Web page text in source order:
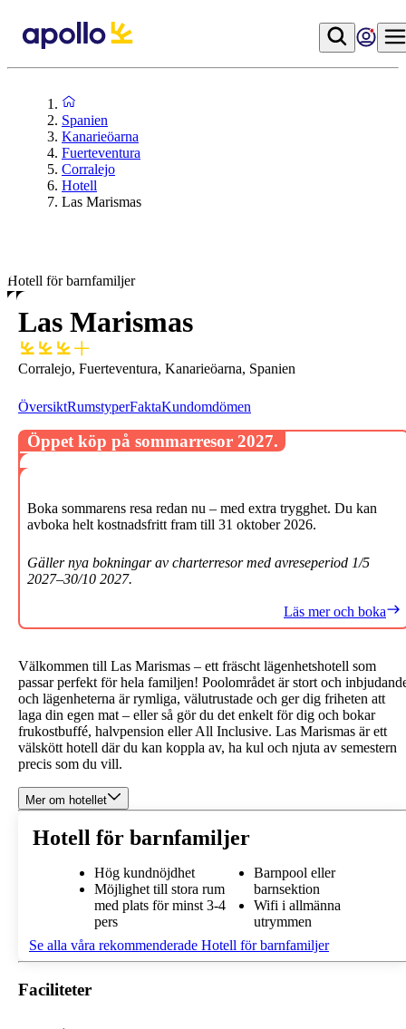
Spanien
Kanarieöarna
Fuerteventura
Corralejo
Hotell
Las Marismas
Hotell för barnfamiljer
Las Marismas
Corralejo, Fuerteventura, Kanarieöarna, Spanien
ÖversiktRumstyperFaktaKundomdömen
Välkommen till Las Marismas – ett fräscht lägenhetshotell som
passar perfekt för hela familjen! Poolområdet är stort och
och lägenheterna är rymliga, välutrustade och ger dig friheten att
laga din egen mat – eller så gör du det enkelt för dig och bokar
frukostbuffé, halvpension eller All Inclusive. Las Marismas är ett
välskött hotell där du kan koppla av, ha kul och njuta av semestern
precis som du vill.
Mer om hotellet
Hotell för barnfamiljer
Hög kundnöjdhet
Möjlighet till stora rum
med plats för minst 3-4
pers
Barnpool eller
barnsektion
Wifi i allmänna
utrymmen
Se alla våra rekommenderade Hotell för barnfamiljer
Faciliteter
Öppet köp på sommarresor 2027.
Boka sommarens resa redan nu – med extra trygghet. Du kan
avboka helt kostnadsfritt fram till 31 oktober 2026.
Gäller nya bokningar av charterresor med avreseperiod 1/5
2027–30/10 2027.
Läs mer och boka